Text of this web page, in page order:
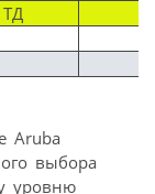
Aruba
выбора
уровню